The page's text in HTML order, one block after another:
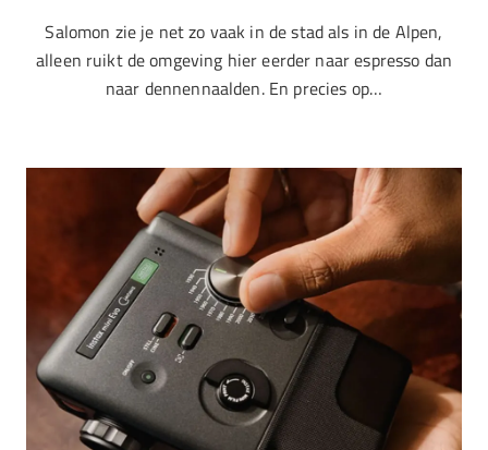
Salomon zie je net zo vaak in de stad als in de Alpen,
alleen ruikt de omgeving hier eerder naar espresso dan
naar dennennaalden. En precies op…